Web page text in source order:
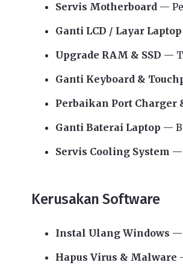
Servis Motherboard —
Ganti LCD / Layar Laptop
Upgrade RAM & SSD —
Ganti Keyboard &
Perbaikan Port Charger
Ganti Baterai Laptop —
Servis Cooling System —
Kerusakan Software
Instal Ulang Windows —
Hapus Virus & Malware